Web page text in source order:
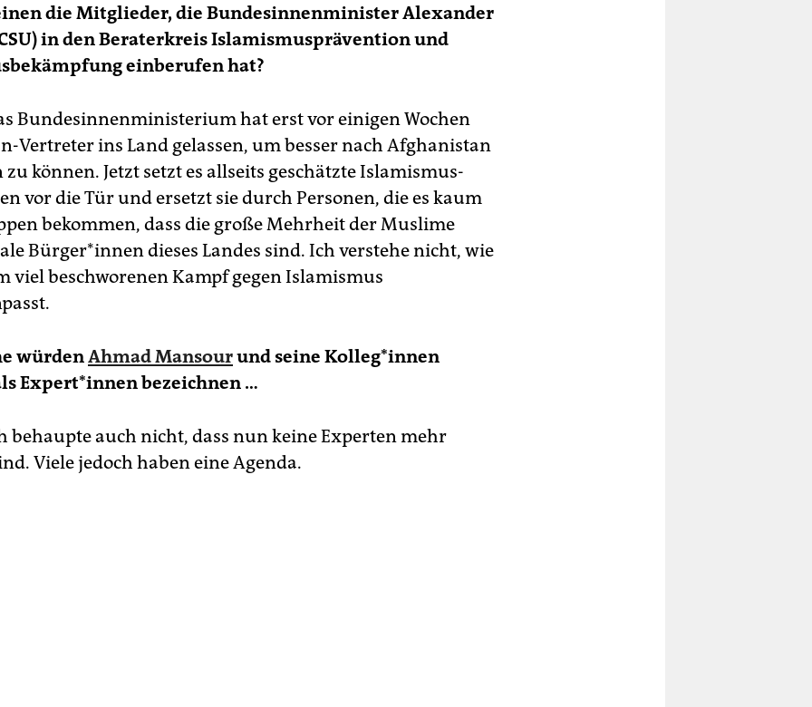
die Mitglieder, die Bundesinnenminister Alexander
in den Beraterkreis Islamismusprävention und
einberufen hat?
Bundesinnenministerium hat erst vor einigen Wochen
Vertreter ins Land gelassen, um besser nach Afghanistan
zu können. Jetzt setzt es allseits geschätzte Islamismus-
vor die Tür und ersetzt sie durch Personen, die es kaum
bekommen, dass die große Mehrheit der Muslime
Bür­ge­r*in­nen dieses Landes sind. Ich verstehe nicht, wie
viel beschworenen Kampf gegen Islamismus
würdenAhmad Mansourund seine Kol­le­g*in­nen
Ex­per­t*in­nen bezeichnen …
behaupte auch nicht, dass nun keine Experten mehr
Viele jedoch haben eine Agenda.